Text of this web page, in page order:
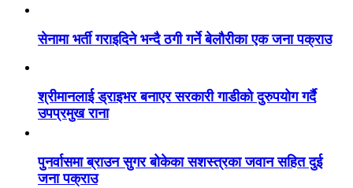
सेनामा भर्ती गराइदिने भन्दै ठगी गर्ने बेलौरीका एक जना पक्राउ
श्रीमानलाई ड्राइभर बनाएर सरकारी गाडीको दुरुपयोग गर्दै
उपप्रमुख राना
पुनर्वासमा ब्राउन सुगर बोकेका सशस्त्रका जवान सहित दुई
जना पक्राउ